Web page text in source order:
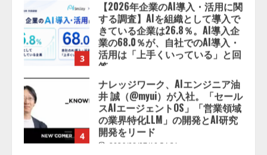
2026/08/07/13:53:50
4
ナレッジワーク、AIエンジニア油
井 誠（@myui）が入社。「セール
スAIエージェントOS」「営業領域
の業界特化LLM」の開発とAI研究
開発をリード
5
AI駆動開発の推進に向けて
「TinhVan Technologies JSC.」と業
務提携
2026/08/06/14:54:32